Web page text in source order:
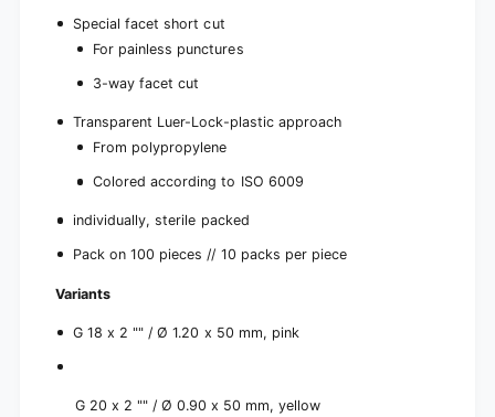
Special facet short cut
For painless punctures
3-way facet cut
Transparent Luer-Lock-plastic approach
From polypropylene
Colored according to ISO 6009
individually, sterile packed
Pack on 100 pieces // 10 packs per piece
Variants
G 18 x 2 "" / Ø 1.20 x 50 mm, pink
G 20 x 2 "" / Ø 0.90 x 50 mm, yellow